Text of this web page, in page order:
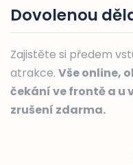
Dovolenou
Zajistěte si předem
atrakce. Vše online,
čekání ve frontě a u
zrušení zdarma.